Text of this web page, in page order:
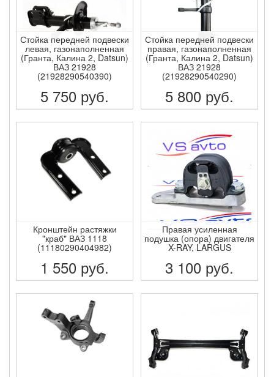
Стойка передней подвески
левая, газонаполненная
(Гранта, Калина 2, Datsun)
ВАЗ 21928
(21928290540390)
5 750 руб.
ПОДРОБНЕЕ
Стойка передней подвески
правая, газонаполненная
(Гранта, Калина 2, Datsun)
ВАЗ 21928
(21928290540290)
5 800 руб.
ПОДРОБНЕЕ
Кронштейн растяжки
"краб" ВАЗ 1118
(11180290404982)
1 550 руб.
ПОДРОБНЕЕ
Правая усиленная
подушка (опора) двигателя
X-RAY, LARGUS
3 100 руб.
ПОДРОБНЕЕ